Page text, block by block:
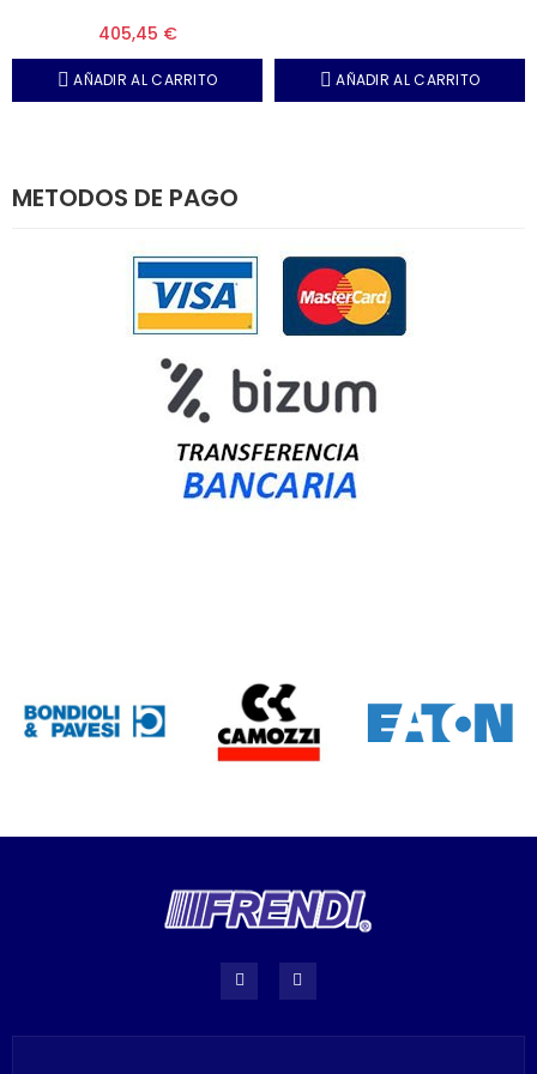
405,45 €
AÑADIR AL CARRITO AÑADIR AL CARRITO
METODOS DE PAGO